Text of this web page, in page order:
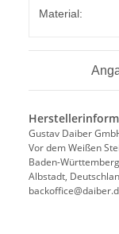
Material:
Gustav Daiber
Vor dem Weißen
Baden-Württemberg
Albstadt,